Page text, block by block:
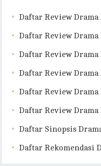
Daftar Review Drama
Daftar Review Drama
Daftar Review Drama
Daftar Review Drama
Daftar Review Drama
Daftar Review Drama
Daftar Sinopsis
Daftar Rekomendasi